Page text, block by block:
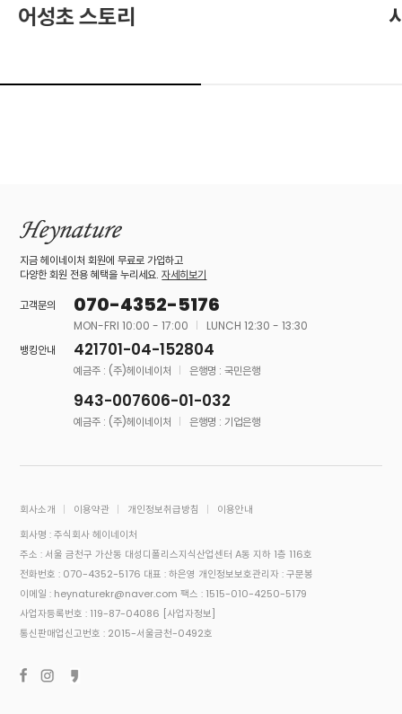
어성초 스토리
지금 헤이네이처 회원에 무료로 가입하고
다양한 회원 전용 혜택을 누리세요.자세히보기
고객문의
070-4352-5176
MON-FRI 10:00 - 17:00
LUNCH 12:30 - 13:30
뱅킹안내
421701-04-152804
예금주 : (주)헤이네이처 은행명 : 국민은행
943-007606-01-032
예금주 : (주)헤이네이처 은행명 : 기업은행
회사소개 이용약관 개인정보취급방침
이용안내
회사명 : 주식회사 헤이네이처
주소 : 서울 금천구 가산동 대성디폴리스지식산업센터 A동 지하 1층 116호
전화번호 : 070-4352-5176 대표 : 하은영 개인정보보호관리자 : 구문봉
이메일 : heynaturekr@naver.com 팩스 : 1515-010-4250-5179
사업자등록번호 : 119-87-04086 [사업자정보]
통신판매업신고번호 : 2015-서울금천-0492호